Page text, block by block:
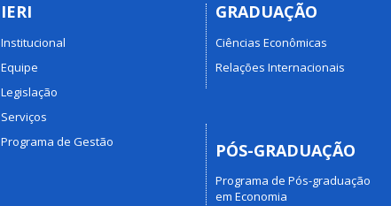
IERI
Institucional
Equipe
Legislação
Serviços
Programa de Gestão
GRADUAÇÃO
Ciências Econômicas
Relações Internacionais
PÓS-GRADUAÇÃO
Programa de Pós-graduação
em Economia